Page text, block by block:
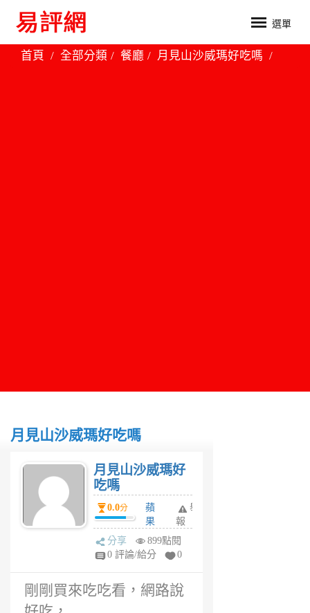
選單
首頁 全部分類 餐廳 月見山沙威瑪好吃嗎
月見山沙威瑪好吃嗎
月見山沙威瑪好
吃嗎
0.0分
蘋
果
養
樂
年
舉
報
分享
899點閱
0 評論/給分
0
剛剛買來吃吃看，網路說